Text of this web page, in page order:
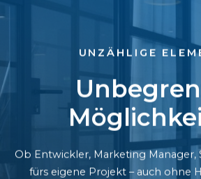
UNZÄHLIGE
Ob Entwickler, Marketing Manager,
fürs eigene Projekt – auch ohne